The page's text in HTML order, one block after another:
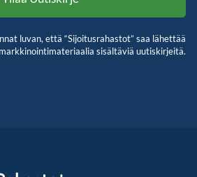
luvan, että “Sijoitusrahastot” saa lähettää
markkinointimateriaalia sisältäviä uutiskirjeitä.